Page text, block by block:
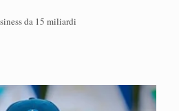
da 15 miliardi